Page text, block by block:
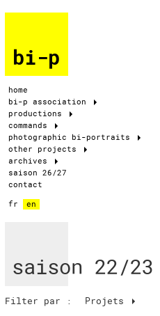
bi-p
home
bi-p association
productions
commands
photographic bi-portraits
other projects
archives
saison 26/27
contact
fr
en
saison 22/23
Filter par : Projets